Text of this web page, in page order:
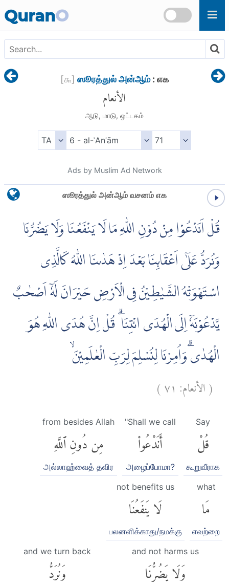
QuranO
[௬] ஸூரத்துல் அன்ஆம்: ௭௧
الأنعام
ஆடு, மாடு, ஒட்டகம்
Ads by Muslim Ad Network
ஸூரத்துல் அன்ஆம் வசனம் ௭௧
قُلْ اَنَدْعُوْا مِنْ دُوْنِ اللّٰهِ مَا لَا يَنْفَعُنَا وَلَا يَضُرُّنَا
وَنُرَدُّ عَلٰٓى اَعْقَابِنَا بَعْدَ اِذْ هَدٰىنَا اللّٰهُ كَالَّذِى
اسْتَهْوَتْهُ الشَّيٰطِيْنُ فِى الْاَرْضِ حَيْرَانَ لَهٗٓ اَصْحٰبٌ
يَّدْعُوْنَهٗٓ اِلَى الْهُدَى ائْتِنَا ۗ قُلْ اِنَّ هُدَى اللّٰهِ هُوَ
الْهُدٰىۗ وَاُمِرْنَا لِنُسْلِمَ لِرَبِّ الْعٰلَمِيْنَۙ
(الأنعام: ٧١)
Say
قُلْ
கூறுவீராக
"Shall we call
أَنَدْعُوا۟
அழைப்போமா?
from besides Allah
مِن دُونِ ٱللَّهِ
அல்லாஹ்வைத் தவிர
what
مَا
எவற்றை
not benefits us
لَا يَنفَعُنَا
பலனளிக்காது/நமக்கு
and not harms us
وَلَا يَضُرُّنَا
and we turn back
وَنُرَدُّ